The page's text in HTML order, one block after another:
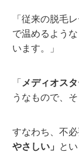
「従来の脱毛
で温めるよう
います。」
「 メディオス
うなもので、
すなわち、不
やさしい」
と